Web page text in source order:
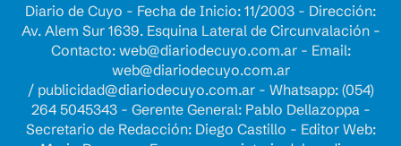
Diario de Cuyo - Fecha de Inicio: 11/2003 - Dirección:
Av. Alem Sur 1639. Esquina Lateral de Circunvalación -
Contacto: web@diariodecuyo.com.ar- Email:
web@diariodecuyo.com.ar
/ publicidad@diariodecuyo.com.ar- Whatsapp: (054)
264 5045343 - Gerente General: Pablo Dellazoppa -
Secretario de Redacción: Diego Castillo - Editor Web: